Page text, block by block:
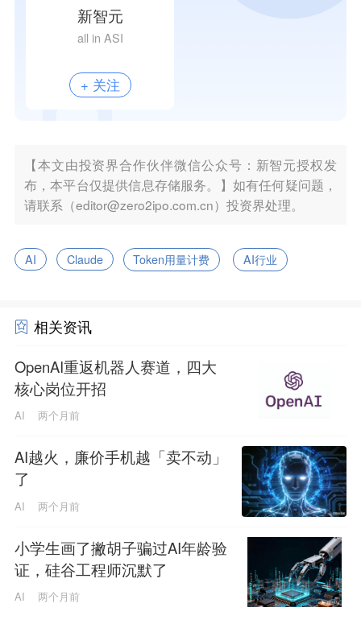
新智元
all in ASI
+ 关注
【本文由投资界合作伙伴微信公众号：新智元授权发
布，本平台仅提供信息存储服务。】如有任何疑问题，
请联系（editor@zero2ipo.com.cn）投资界处理。
AI Claude Token用量计费 AI行业
相关资讯
OpenAI重返机器人赛道，四大
核心岗位开招
AI 两个月前
AI越火，廉价手机越「卖不动」
了
AI 两个月前
小学生画了撇胡子骗过AI年龄验
证，硅谷工程师沉默了
AI 两个月前